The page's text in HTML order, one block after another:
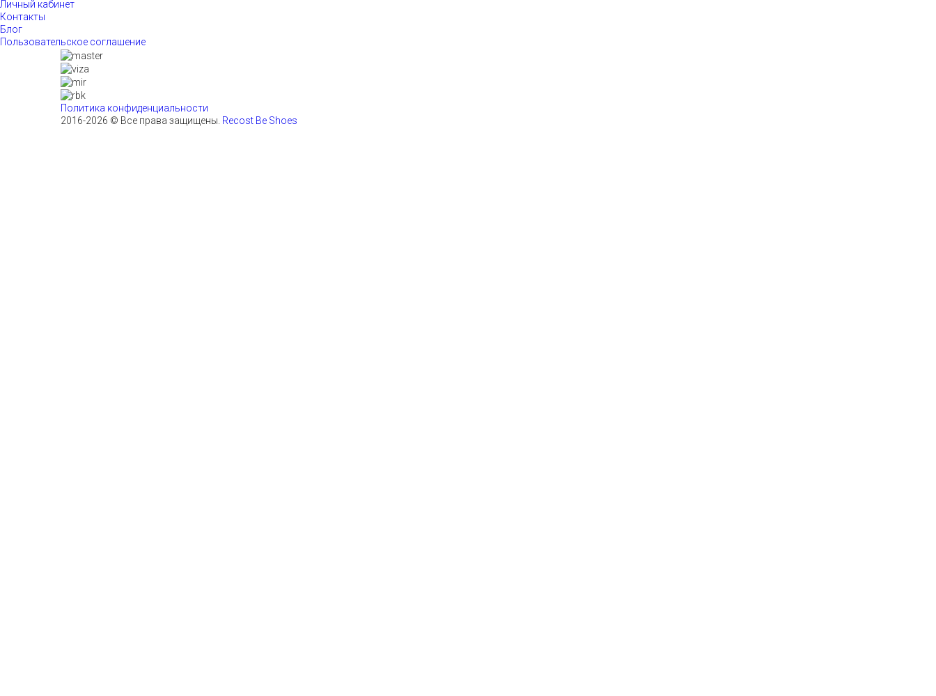
Личный кабинет
Контакты
Блог
Пользовательское соглашение
Политика конфиденциальности
2016-2026 © Все права защищены. Recost Be Shoes